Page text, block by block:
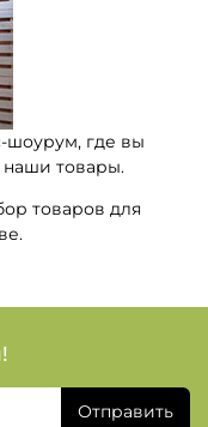
шоурум, где вы
наши товары.
товаров для
Отправить